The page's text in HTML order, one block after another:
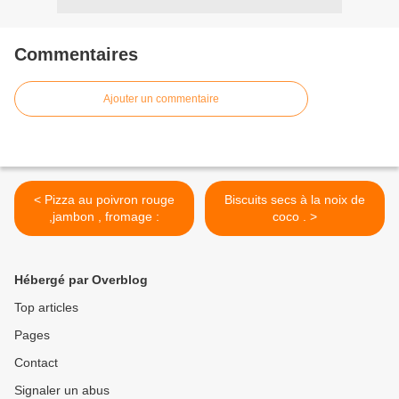
Commentaires
Ajouter un commentaire
< Pizza au poivron rouge
,jambon , fromage :
Biscuits secs à la noix de
coco . >
Hébergé par Overblog
Top articles
Pages
Contact
Signaler un abus